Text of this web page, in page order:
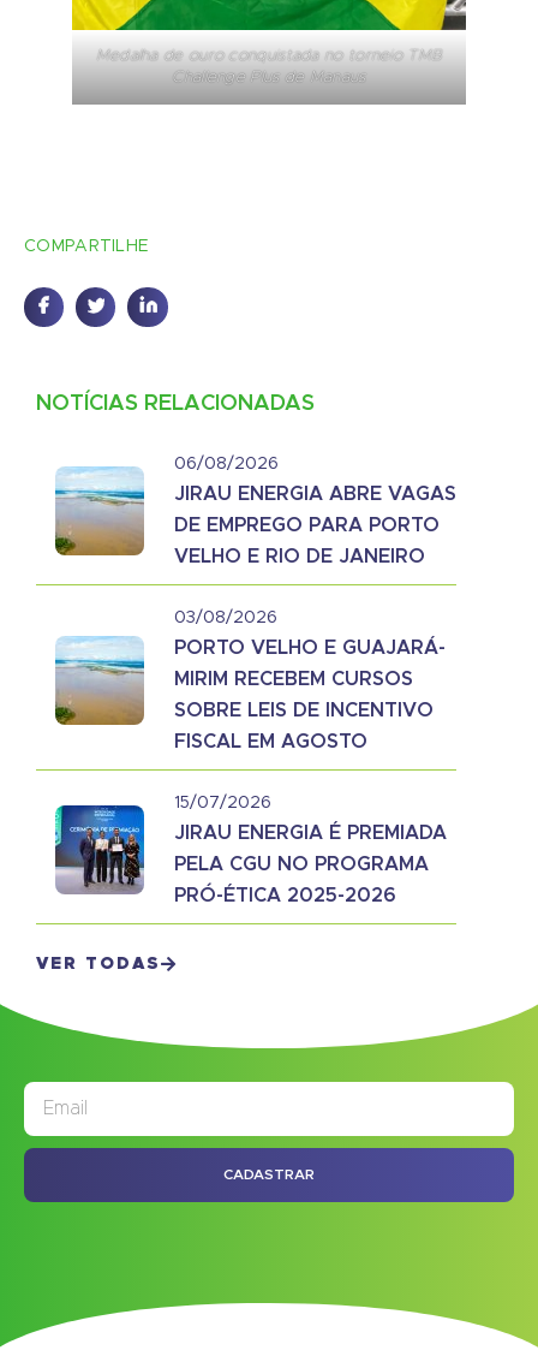
Medalha de ouro conquistada no torneio TMB
Challenge Plus de Manaus
COMPARTILHE
NOTÍCIAS RELACIONADAS
06/08/2026
JIRAU ENERGIA ABRE VAGAS
DE EMPREGO PARA PORTO
VELHO E RIO DE JANEIRO
03/08/2026
PORTO VELHO E GUAJARÁ-
MIRIM RECEBEM CURSOS
SOBRE LEIS DE INCENTIVO
FISCAL EM AGOSTO
15/07/2026
JIRAU ENERGIA É PREMIADA
PELA CGU NO PROGRAMA
PRÓ-ÉTICA 2025-2026
VER TODAS
CADASTRAR